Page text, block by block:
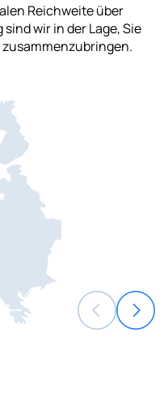
Reichweite über
wir in der Lage, Sie
zusammenzubringen.